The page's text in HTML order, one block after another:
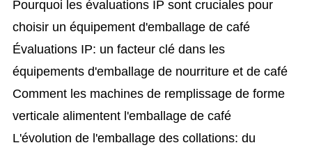
Pourquoi les évaluations IP sont cruciales pour
choisir un équipement d'emballage de café
Évaluations IP: un facteur clé dans les
équipements d'emballage de nourriture et de café
Comment les machines de remplissage de forme
verticale alimentent l'emballage de café
L'évolution de l'emballage des collations: du